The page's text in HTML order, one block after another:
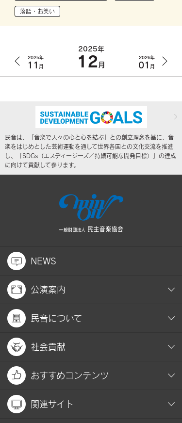
落語・お笑い
2025年
11 月
2025年
12月
2026年
01 月
民音は、「音楽で人々の心と心を結ぶ」との創立理念を基に、音
楽をはじめとした芸術運動を通して世界各国との文化交流を推進
し、「SDGs（エスディージーズ／持続可能な開発目標）」の達成
に向けて貢献して参ります。
NEWS
公演案内
民音について
社会貢献
おすすめコンテンツ
関連サイト